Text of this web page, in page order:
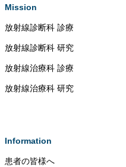
Mission
放射線診断科 診療
放射線診断科 研究
放射線治療科 診療
放射線治療科 研究
Information
患者の皆様へ